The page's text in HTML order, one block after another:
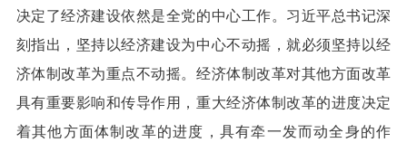
决定了经济建设依然是全党的中心工作。习近平总书记深
刻指出，坚持以经济建设为中心不动摇，就必须坚持以经
济体制改革为重点不动摇。经济体制改革对其他方面改革
具有重要影响和传导作用，重大经济体制改革的进度决定
着其他方面体制改革的进度，具有牵一发而动全身的作